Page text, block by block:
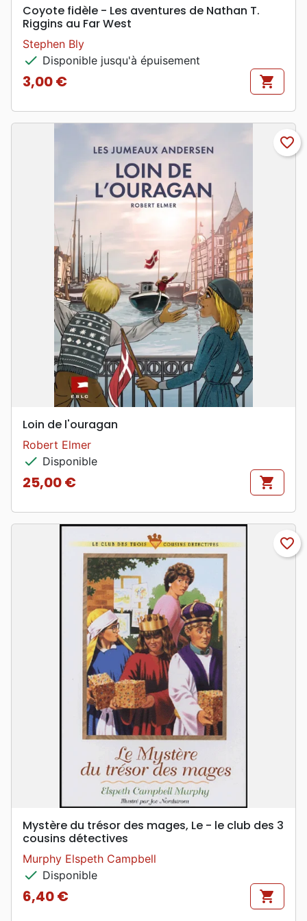
Coyote fidèle - Les aventures de Nathan T.
Riggins au Far West
Stephen Bly
check Disponible jusqu'à épuisement
Prix
3,00 € shopping_cart
favorite_border
Loin de l'ouragan
Robert Elmer
check Disponible
Prix
25,00 € shopping_cart
favorite_border
Mystère du trésor des mages, Le - le club des 3
cousins détectives
Murphy Elspeth Campbell
check Disponible
Prix
6,40 € shopping_cart